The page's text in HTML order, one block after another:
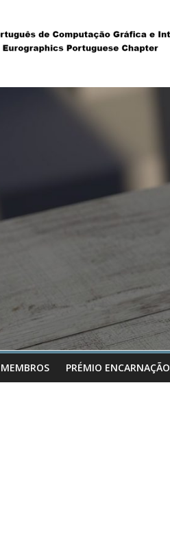
MEMBROS PRÉMIO ENCARNAÇÃO